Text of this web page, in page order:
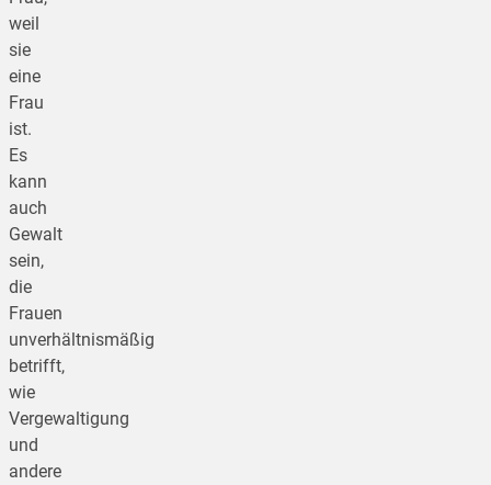
weil
sie
eine
Frau
ist.
Es
kann
auch
Gewalt
sein,
die
Frauen
unverhältnismäßig
betrifft,
wie
Vergewaltigung
und
andere